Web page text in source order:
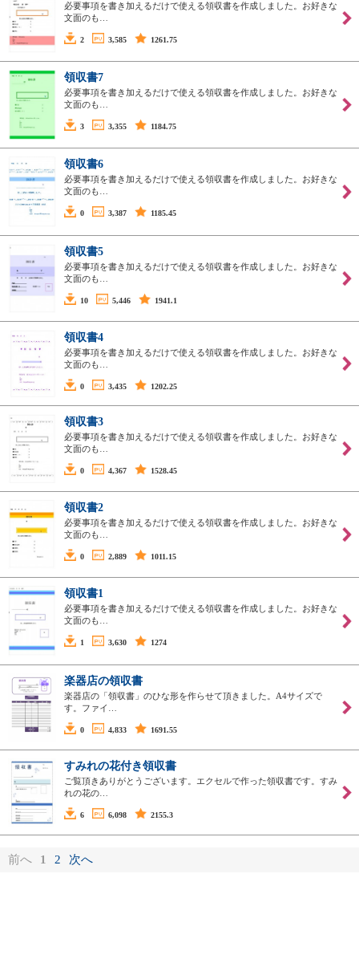
必要事項を書き加えるだけで使える領収書を作成しました。お好きな
文面のも…
2 3,585 1261.75
領収書7
必要事項を書き加えるだけで使える領収書を作成しました。お好きな
文面のも…
3 3,355 1184.75
領収書6
必要事項を書き加えるだけで使える領収書を作成しました。お好きな
文面のも…
0 3,387 1185.45
領収書5
必要事項を書き加えるだけで使える領収書を作成しました。お好きな
文面のも…
10 5,446 1941.1
領収書4
必要事項を書き加えるだけで使える領収書を作成しました。お好きな
文面のも…
0 3,435 1202.25
領収書3
必要事項を書き加えるだけで使える領収書を作成しました。お好きな
文面のも…
0 4,367 1528.45
領収書2
必要事項を書き加えるだけで使える領収書を作成しました。お好きな
文面のも…
0 2,889 1011.15
領収書1
必要事項を書き加えるだけで使える領収書を作成しました。お好きな
文面のも…
1 3,630 1274
楽器店の領収書
楽器店の「領収書」のひな形を作らせて頂きました。A4サイズで
す。ファイ…
0 4,833 1691.55
すみれの花付き領収書
ご覧頂きありがとうございます。エクセルで作った領収書です。すみ
れの花の…
6 6,098 2155.3
前へ 1 2 次へ